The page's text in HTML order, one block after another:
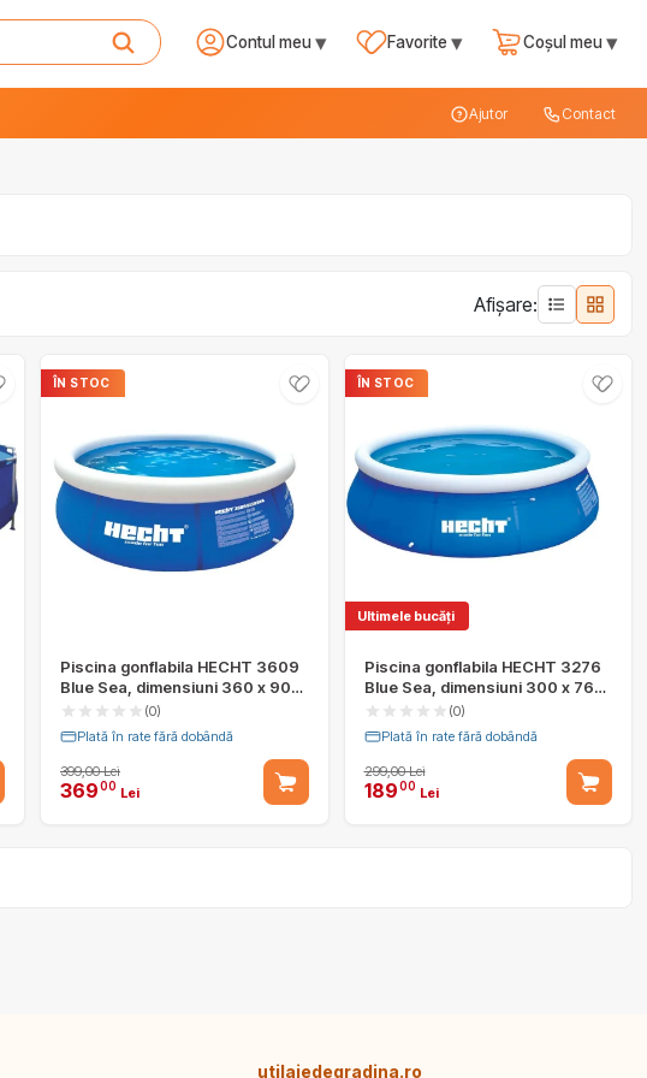
Contul meu▾ Favorite ▾ Coșul meu▾
Ajutor Contact
Afișare:
ÎN STOC
Piscina gonflabila HECHT 3609
Blue Sea, dimensiuni 360 x 90
cm, volum 6654 litri, kit de
reparare inclus
(0)
Plată în rate fără dobândă
399,00 Lei
36900 Lei
ÎN STOC
Ultimele bucăți
Piscina gonflabila HECHT 3276
Blue Sea, dimensiuni 300 x 76
cm, volum 3618 litri, kit de
reparare inclus
(0)
Plată în rate fără dobândă
299,00 Lei
18900 Lei
utilajedegradina.ro